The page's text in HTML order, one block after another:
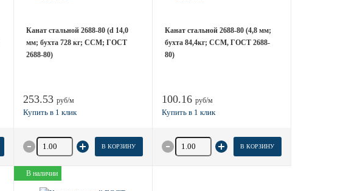
Канат стальной 2688-80 (d 14,0
мм; бухта 728 кг; ССМ; ГОСТ
2688-80)
253.53 руб/м
Количество товара В КОРЗИНУ
Канат стальной 2688-80 (4,8 мм;
бухта 84,4кг; ССМ, ГОСТ 2688-
80)
100.16 руб/м
Количество товара В КОРЗИНУ
В наличии